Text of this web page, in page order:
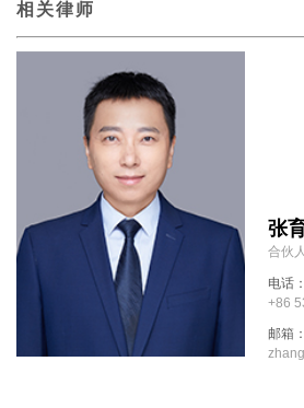
相关律师
张
合伙人
电话：
+86
邮箱：